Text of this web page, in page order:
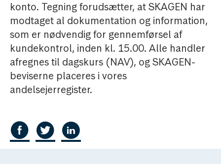
konto. Tegning forudsætter, at SKAGEN har
modtaget al dokumentation og information,
som er nødvendig for gennemførsel af
kundekontrol, inden kl. 15.00. Alle handler
afregnes til dagskurs (NAV), og SKAGEN-
beviserne placeres i vores
andelsejerregister.